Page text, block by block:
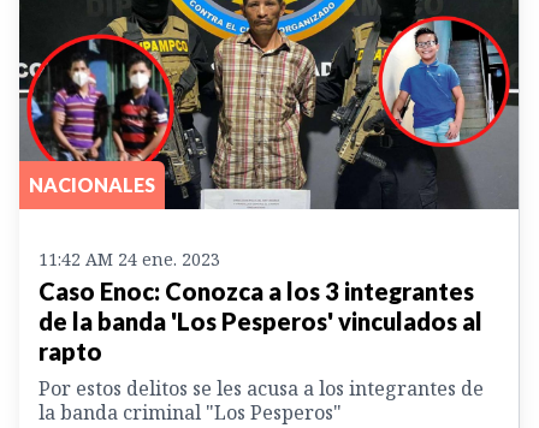
NACIONALES
11:42 AM 24 ene. 2023
Caso Enoc: Conozca a los 3 integrantes
de la banda 'Los Pesperos' vinculados al
rapto
Por estos delitos se les acusa a los integrantes de
la banda criminal "Los Pesperos"